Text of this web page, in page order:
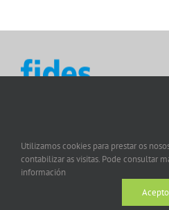
Utilizamos cookies para prestar os
contabilizar as visitas. Pode consultar
información
Acepto